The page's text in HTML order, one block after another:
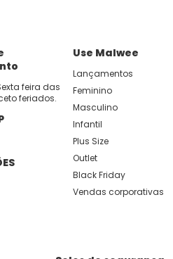
feira das
feriados.
Use Malwee
Lançamentos
Feminino
Masculino
Infantil
Plus Size
Outlet
Black Friday
Vendas corporativas